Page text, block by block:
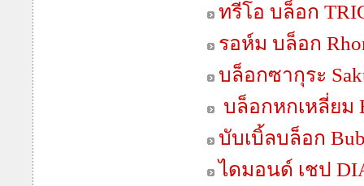
ทรีโอ บล็อก
รอห์ม บล็อก
บล็อกซากุระ
บล็อกหกเหลี่ยม
บับเบิ้ลบล็อก
ไดมอนด์ เชป